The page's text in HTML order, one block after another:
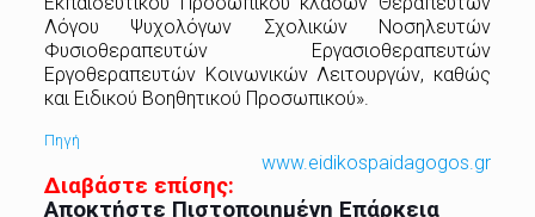
Λόγου Ψυχολόγων Σχολικών Νοσηλευτών
Φυσιοθεραπευτών Εργασιοθεραπευτών
Εργοθεραπευτών Κοινωνικών Λειτουργών, καθώς
και Ειδικού Βοηθητικού Προσωπικού».
Πηγή
www.eidikospaidagogos.gr
Διαβάστε επίσης:
Αποκτήστε Πιστοποιημένη Επάρκεια